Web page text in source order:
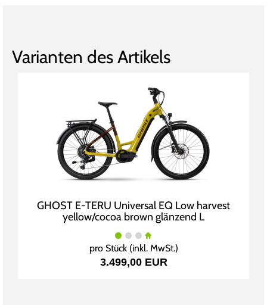
Varianten des Artikels
GHOST E-TERU Universal EQ Low harvest
yellow/cocoa brown glänzend L
pro Stück (inkl. MwSt.)
3.499,00 EUR